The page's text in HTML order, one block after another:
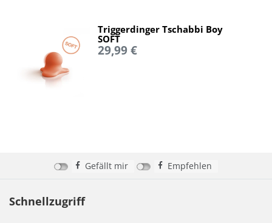
Triggerdinger Tschabbi Boy
SOFT
29,99 €
Gefällt mir Empfehlen
Schnellzugriff